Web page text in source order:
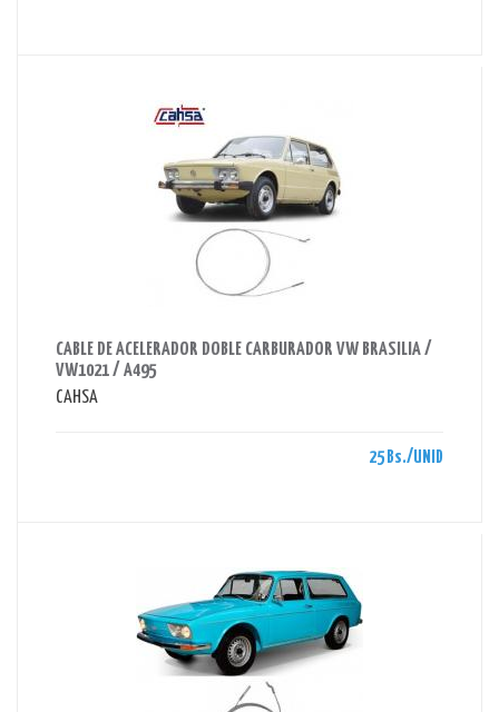
CABLE DE ACELERADOR DOBLE CARBURADOR VW BRASILIA /
VW1021 / A495
CAHSA
25 Bs./UNID